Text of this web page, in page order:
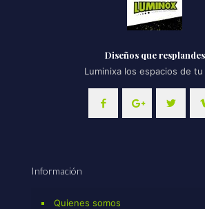
Diseños que resplandes
Luminixa los espacios de tu
Información
Quienes somos